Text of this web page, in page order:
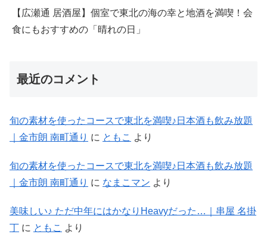
【広瀬通 居酒屋】個室で東北の海の幸と地酒を満喫！会
食にもおすすめの「晴れの日」
最近のコメント
旬の素材を使ったコースで東北を満喫♪日本酒も飲み放題
｜金市朗 南町通り に ともこ より
旬の素材を使ったコースで東北を満喫♪日本酒も飲み放題
｜金市朗 南町通り に なまこマン より
美味しい♪ ただ中年にはかなりHeavyだった…｜串屋 名掛
丁 に ともこ より